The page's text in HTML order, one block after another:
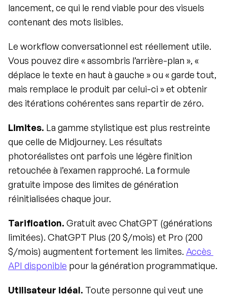
lancement, ce qui le rend viable pour des visuels
contenant des mots lisibles.
Le workflow conversationnel est réellement utile.
Vous pouvez dire « assombris l’arrière-plan », «
déplace le texte en haut à gauche » ou « garde tout,
mais remplace le produit par celui-ci » et obtenir
des itérations cohérentes sans repartir de zéro.
Limites. La gamme stylistique est plus restreinte
que celle de Midjourney. Les résultats
photoréalistes ont parfois une légère finition
retouchée à l’examen rapproché. La formule
gratuite impose des limites de génération
réinitialisées chaque jour.
Tarification. Gratuit avec ChatGPT (générations
limitées). ChatGPT Plus (20 $/mois) et Pro (200
$/mois) augmentent fortement les limites. Accès
API disponible pour la génération programmatique.
Utilisateur idéal. Toute personne qui veut une